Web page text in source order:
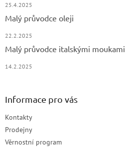
25.4.2025
Malý průvodce oleji
22.2.2025
Malý průvodce italskými moukami
14.2.2025
Informace pro vás
Kontakty
Prodejny
Věrnostní program